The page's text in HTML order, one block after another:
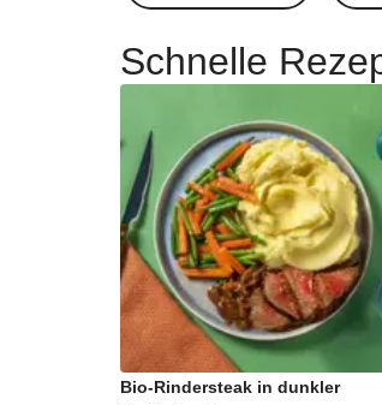
Schnelle
Bio-Rindersteak in dunkler